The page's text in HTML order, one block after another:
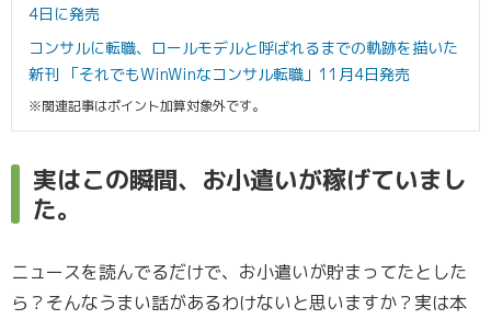
4日に発売
コンサルに転職、ロールモデルと呼ばれるまでの軌跡を描いた
新刊 「それでもWinWinなコンサル転職」11月4日発売
※関連記事はポイント加算対象外です。
実はこの瞬間、お小遣いが稼げていまし
た。
ニュースを読んでるだけで、お小遣いが貯まってたとした
ら？そんなうまい話があるわけないと思いますか？実は本